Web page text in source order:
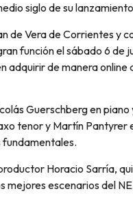
siglo de su
de Vera de Corrientes y
función el sábado 6 de
adquirir de manera online
Guerschberg en
tenor y Martín Pantyrer
Horacio Sarría,
escenarios del